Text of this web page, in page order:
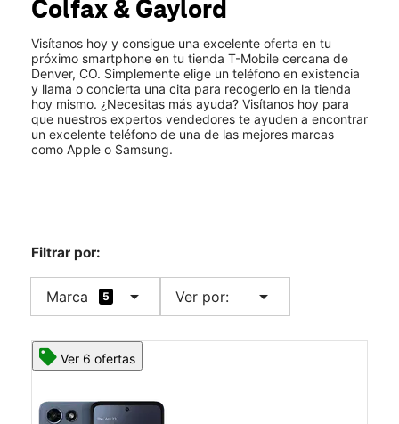
Mié.:10:00 a.m. a 8:00 p.m.
2211 E Colfax Ave Denver, CO 80206
Colfax & Gaylord
Visítanos hoy y consigue una excelente oferta en tu
próximo smartphone en tu tienda T-Mobile cercana de
Denver, CO. Simplemente elige un teléfono en existencia
y llama o concierta una cita para recogerlo en la tienda
hoy mismo. ¿Necesitas más ayuda? Visítanos hoy para
que nuestros expertos vendedores te ayuden a encontrar
un excelente teléfono de una de las mejores marcas
como Apple o Samsung.
Filtrar por:
Marca 5 arrow_drop_down Ver por: arrow_drop_down
Ver 6 ofertas